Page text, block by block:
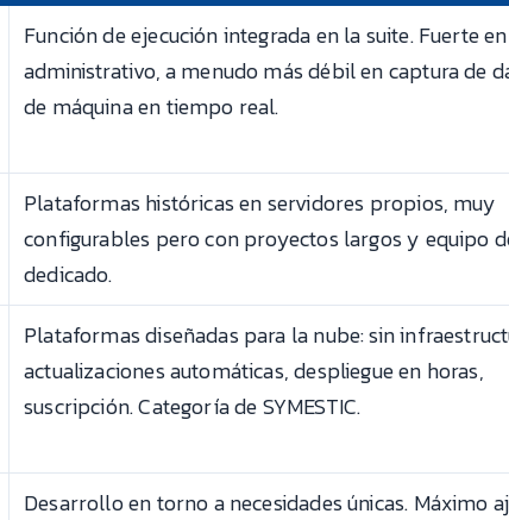
Función de ejecución integrada en la suite. Fuerte
administrativo, a menudo más débil en captura de
de máquina en tiempo real.
Plataformas históricas en servidores propios, muy
configurables pero con proyectos largos y equipo
dedicado.
Plataformas diseñadas para la nube: sin
actualizaciones automáticas, despliegue en horas,
suscripción. Categoría de SYMESTIC.
Desarrollo en torno a necesidades únicas. Máximo